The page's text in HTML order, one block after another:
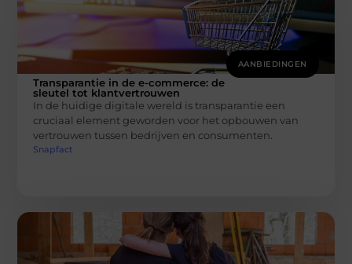
AANBIEDINGEN
Transparantie in de e-commerce: de
sleutel tot klantvertrouwen
In de huidige digitale wereld is transparantie een
cruciaal element geworden voor het opbouwen van
vertrouwen tussen bedrijven en consumenten.
Snapfact